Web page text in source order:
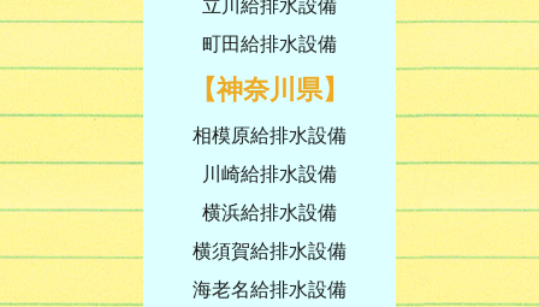
立川給排水設備
町田給排水設備
【神奈川県】
相模原給排水設備
川崎給排水設備
横浜給排水設備
横須賀給排水設備
海老名給排水設備